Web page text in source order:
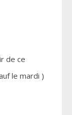
de ce
le mardi )